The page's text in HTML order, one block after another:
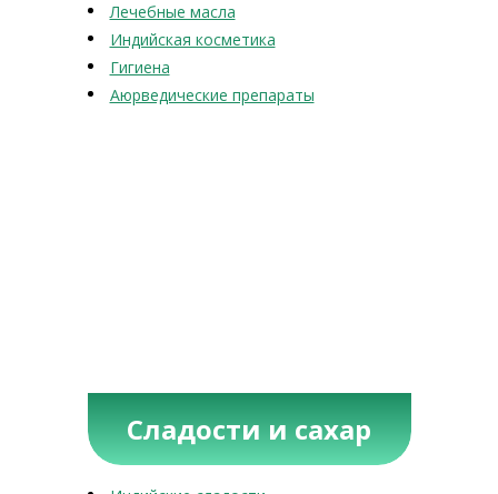
Лечебные масла
Индийская косметика
Гигиена
Аюрведические препараты
Сладости и сахар